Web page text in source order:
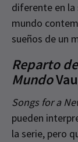
diferente en
mundo
sueños de un
Reparto
Mundo
Songs for a
pueden
la serie, pero